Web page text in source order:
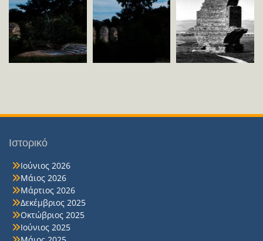
Ιστορικό
Ιούνιος 2026
Μάιος 2026
Μάρτιος 2026
Δεκέμβριος 2025
Οκτώβριος 2025
Ιούνιος 2025